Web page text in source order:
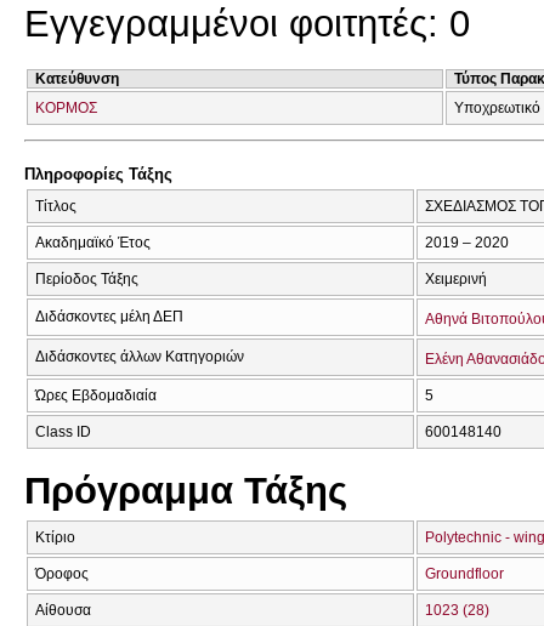
Εγγεγραμμένοι φοιτητές: 0
Κατεύθυνση
Τύπος
ΚΟΡΜΟΣ
Πληροφορίες Τάξης
Τίτλος ΣΧΕΔΙΑΣΜΟΣ
Ακαδημαϊκό Έτος 2019 – 2020
Περίοδος Τάξης Χειμερινή
Διδάσκοντες μέλη ΔΕΠ Αθηνά
Διδάσκοντες άλλων Κατηγοριών Ελένη
Ώρες Εβδομαδιαία 5
Class ID 600148140
Πρόγραμμα Τάξης
Κτίριο Polytechnic -
Όροφος Groundfloor
Αίθουσα 1023 (28)